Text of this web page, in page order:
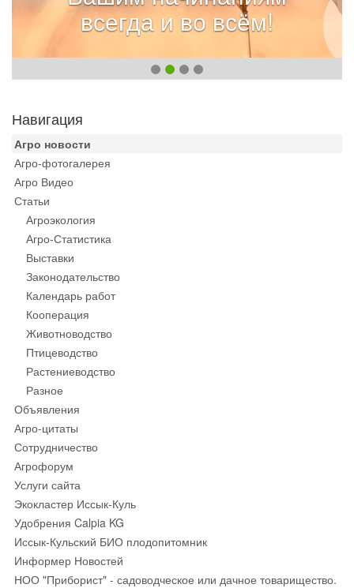
всегда и во всём!
Навигация
Агро новости
Агро-фотогалерея
Агро Видео
Статьи
Агроэкология
Агро-Статистика
Выставки
Законодательство
Календарь работ
Кооперация
Животноводство
Птицеводство
Растениеводство
Разное
Объявления
Агро-цитаты
Сотрудничество
Агрофорум
Услуги сайта
Экокластер Иссык-Куль
Удобрения Calpia KG
Иссык-Кульский БИО плодопитомник
Информер Новостей
НОО "Приборист" - садоводческое или дачное товарищество.